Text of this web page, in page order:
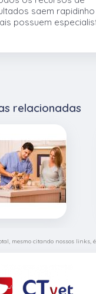
saem rapidinho
possuem
relacionadas
mesmo citando nossos